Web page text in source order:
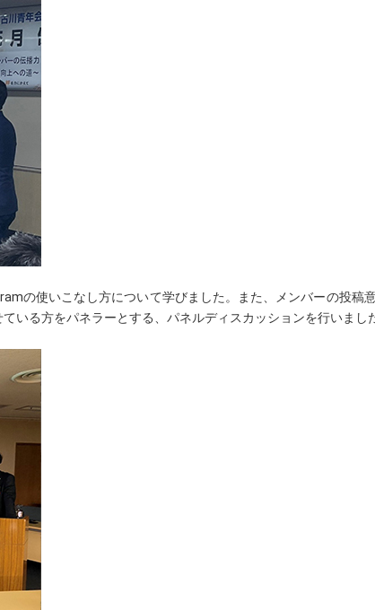
の使いこなし方について学びました。また、メンバーの投稿
いる方をパネラーとする、パネルディスカッションを行いまし